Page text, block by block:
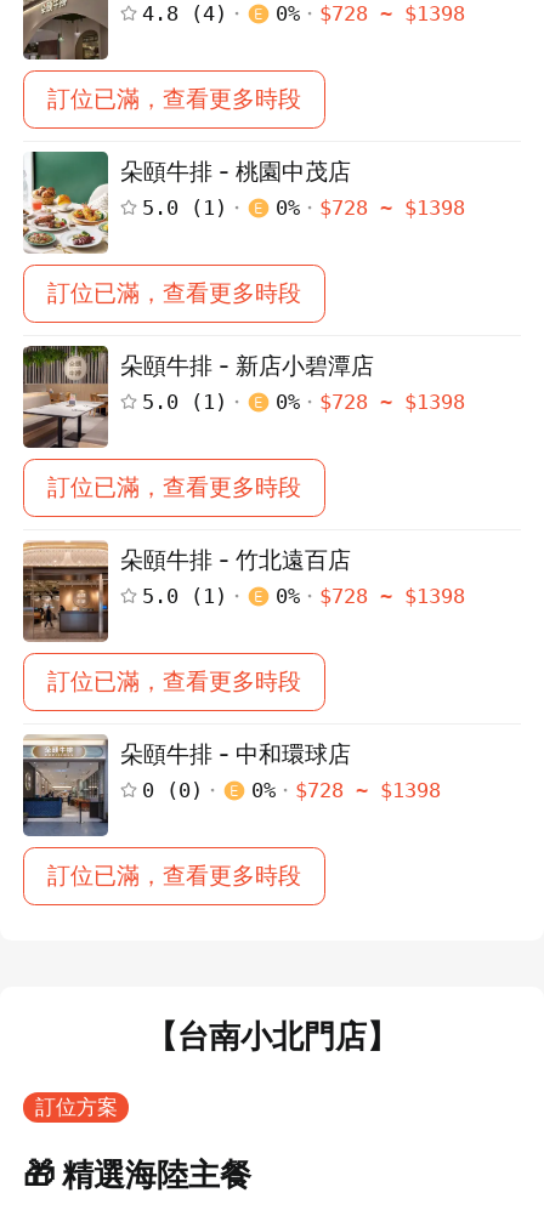
4.8 (4) 0% $728 ~ $1398
訂位已滿，查看更多時段
朵頤牛排 - 桃園中茂店
5.0 ( 1 ) 0% $728 ~ $1398
訂位已滿，查看更多時段
朵頤牛排 - 新店小碧潭店
5.0 ( 1 ) 0% $728 ~ $1398
訂位已滿，查看更多時段
朵頤牛排 - 竹北遠百店
5.0 ( 1 ) 0% $728 ~ $1398
訂位已滿，查看更多時段
朵頤牛排 - 中和環球店
0 (0 ) 0% $728 ~ $1398
訂位已滿，查看更多時段
【台南小北門店】
訂位方案
🎁 精選海陸主餐